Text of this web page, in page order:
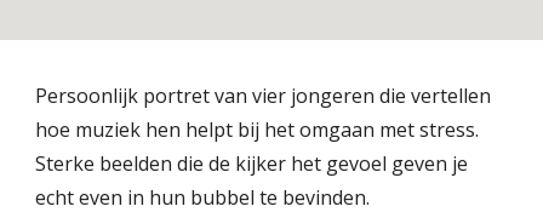
Persoonlijk portret van vier jongeren die vertellen
hoe muziek hen helpt bij het omgaan met stress.
Sterke beelden die de kijker het gevoel geven je
echt even in hun bubbel te bevinden.